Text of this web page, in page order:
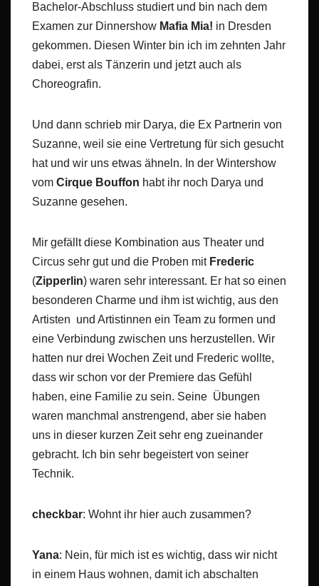
Bachelor-Abschluss studiert und bin nach dem
Examen zur Dinnershow Mafia Mia! in Dresden
gekommen. Diesen Winter bin ich im zehnten Jahr
dabei, erst als Tänzerin und jetzt auch als
Choreografin.
Und dann schrieb mir Darya, die Ex Partnerin von
Suzanne, weil sie eine Vertretung für sich gesucht
hat und wir uns etwas ähneln. In der Wintershow
vom Cirque Bouffon habt ihr noch Darya und
Suzanne gesehen.
Mir gefällt diese Kombination aus Theater und
Circus sehr gut und die Proben mit Frederic
(Zipperlin) waren sehr interessant. Er hat so einen
besonderen Charme und ihm ist wichtig, aus den
Artisten und Artistinnen ein Team zu formen und
eine Verbindung zwischen uns herzustellen. Wir
hatten nur drei Wochen Zeit und Frederic wollte,
dass wir schon vor der Premiere das Gefühl
haben, eine Familie zu sein. Seine Übungen
waren manchmal anstrengend, aber sie haben
uns in dieser kurzen Zeit sehr eng zueinander
gebracht. Ich bin sehr begeistert von seiner
Technik.
checkbar: Wohnt ihr hier auch zusammen?
Yana: Nein, für mich ist es wichtig, dass wir nicht
in einem Haus wohnen, damit ich abschalten